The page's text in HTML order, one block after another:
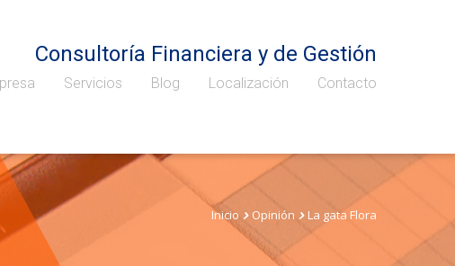
Consultoría Financiera y de Gestión
Servicios Blog Localización Contacto
Inicio Opinión La gata Flora